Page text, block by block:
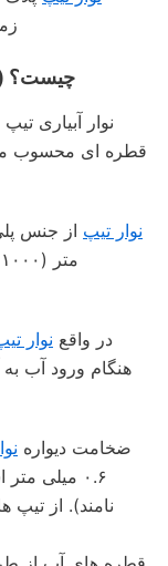
نوار آبیاری تیپ (tape dirp irrigation) چیست؟
نوار آبیاری
نوار تیپ از جنس
متر (۱۰۰۰ تا ۳۰۰۰ متر) است.
در واقع نوار
هنگام ورود آب
ضخامت دیواره
نامند). از